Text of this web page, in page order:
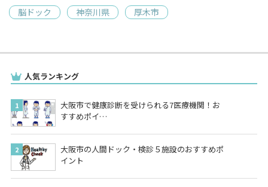
脳ドック 神奈川県 厚木市
人気ランキング
大阪市で健康診断を受けられる7医療機関！お
すすめポイ…
大阪市の人間ドック・検診５施設のおすすめポ
イント